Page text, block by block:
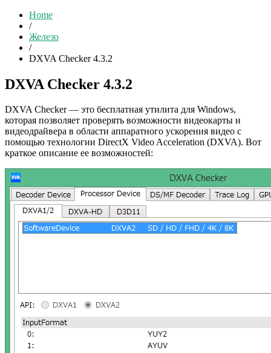
Home
/
Железо
/
DXVA Checker 4.3.2
DXVA Checker 4.3.2
DXVA Checker — это бесплатная утилита для Windows,
которая позволяет проверять возможности видеокарты и
видеодрайвера в области аппаратного ускорения видео с
помощью технологии DirectX Video Acceleration (DXVA). Вот
краткое описание ее возможностей: